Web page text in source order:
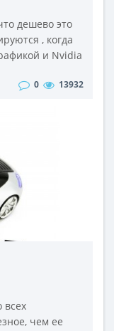
дешево это
, когда
и Nvidia
laptop серии
0 13932
чем ее